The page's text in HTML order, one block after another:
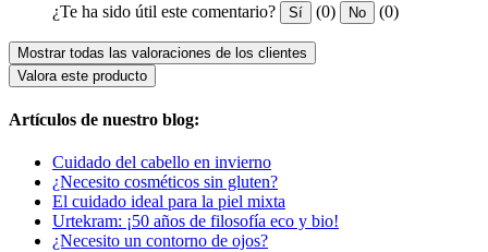
¿Te ha sido útil este comentario? Sí (0) No (0)
Mostrar todas las valoraciones de los clientes
Valora este producto
Artículos de nuestro blog:
Cuidado del cabello en invierno
¿Necesito cosméticos sin gluten?
El cuidado ideal para la piel mixta
Urtekram: ¡50 años de filosofía eco y bio!
¿Necesito un contorno de ojos?